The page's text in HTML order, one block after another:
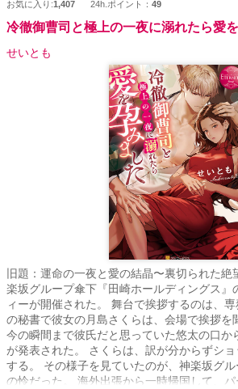
お気に入り:1,407 24h.ポイント： 49
冷徹御曹司と極上の一夜に溺れたら愛
せいとも
旧題：運命の一夜と愛の結晶〜裏切られた絶
楽坂グループ傘下『田崎ホールディングス』
ィーが開催された。 舞台で挨拶するのは、
の秘書で彼女の月島さくらは、会場で挨拶を
今の瞬間まで彼氏だと思っていた悠太の口か
が発表された。 さくらは、訳が分からずシ
する。 その様子を見ていたのが、神楽坂グ
の怜だった。 海外出張から一時帰国して、